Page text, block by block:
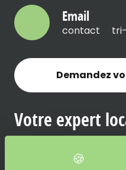
Email
contact
Demandez
Votre expert
Il y a forcément un
contactez votre expert